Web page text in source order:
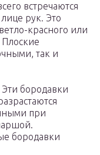
встречаются
рук. Это
красного или
Плоские
так и
бородавки
при
бородавки